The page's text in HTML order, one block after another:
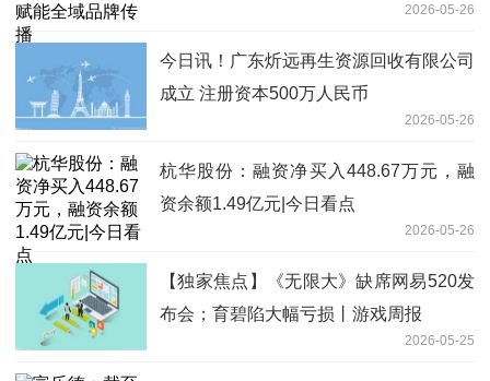
2026-05-26
今日讯！广东炘远再生资源回收有限公司
成立 注册资本500万人民币
2026-05-26
杭华股份：融资净买入448.67万元，融
资余额1.49亿元|今日看点
2026-05-26
【独家焦点】《无限大》缺席网易520发
布会；育碧陷大幅亏损丨游戏周报
2026-05-25